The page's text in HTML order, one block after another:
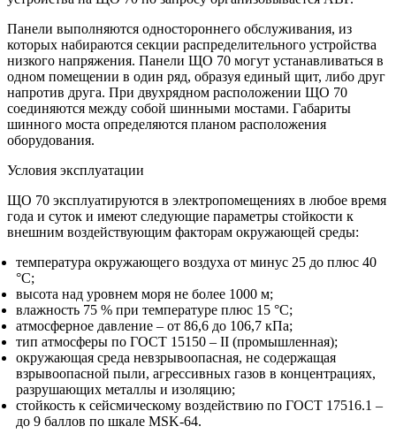
Панели выполняются одностороннего обслуживания, из
которых набираются секции распределительного устройства
низкого напряжения. Панели ЩО 70 могут устанавливаться в
одном помещении в один ряд, образуя единый щит, либо друг
напротив друга. При двухрядном расположении ЩО 70
соединяются между собой шинными мостами. Габариты
шинного моста определяются планом расположения
оборудования.
Условия эксплуатации
ЩО 70 эксплуатируются в электропомещениях в любое время
года и суток и имеют следующие параметры стойкости к
внешним воздействующим факторам окружающей среды:
температура окружающего воздуха от минус 25 до плюс 40
°С;
высота над уровнем моря не более 1000 м;
влажность 75 % при температуре плюс 15 °С;
атмосферное давление – от 86,6 до 106,7 кПа;
тип атмосферы по ГОСТ 15150 – II (промышленная);
окружающая среда невзрывоопасная, не содержащая
взрывоопасной пыли, агрессивных газов в концентрациях,
разрушающих металлы и изоляцию;
стойкость к сейсмическому воздействию по ГОСТ 17516.1 –
до 9 баллов по шкале MSK-64.